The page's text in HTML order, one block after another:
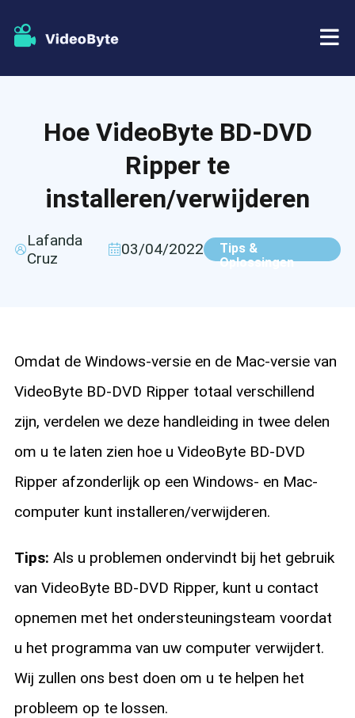
DVD-ripper
Winkel
Bronnen
Hoe VideoByte BD-DVD
Ripper te
installeren/verwijderen
Lafanda
Cruz
03/04/2022
Tips &
Oplossingen
Omdat de Windows-versie en de Mac-versie van
VideoByte BD-DVD Ripper totaal verschillend
zijn, verdelen we deze handleiding in twee delen
om u te laten zien hoe u VideoByte BD-DVD
Ripper afzonderlijk op een Windows- en Mac-
computer kunt installeren/verwijderen.
Tips: Als u problemen ondervindt bij het gebruik
van VideoByte BD-DVD Ripper, kunt u contact
opnemen met het ondersteuningsteam voordat
u het programma van uw computer verwijdert.
Wij zullen ons best doen om u te helpen het
probleem op te lossen.